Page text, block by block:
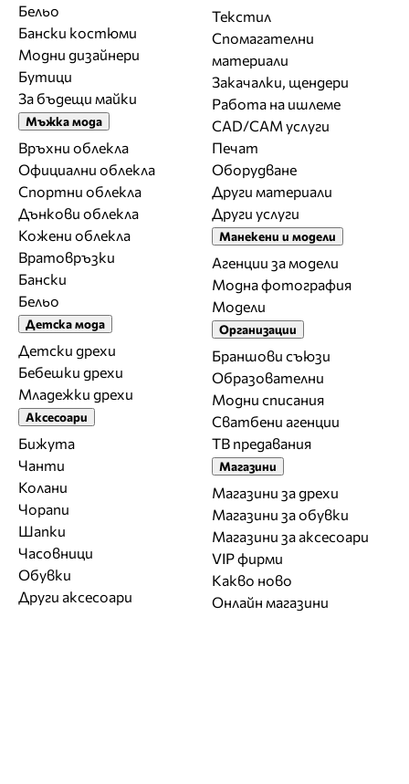
Бельо
Бански костюми
Модни дизайнери
Бутици
За бъдещи майки
Мъжка мода
Връхни облекла
Официални облекла
Спортни облекла
Дънкови облекла
Кожени облекла
Вратовръзки
Бански
Бельо
Детска мода
Детски дрехи
Бебешки дрехи
Младежки дрехи
Аксесоари
Бижута
Чанти
Колани
Чорапи
Шапки
Часовници
Обувки
Други аксесоари
Текстил
Спомагателни
материали
Закачалки, щендери
Работа на ишлеме
CAD/CAM услуги
Печат
Оборудване
Други материали
Други услуги
Манекени и модели
Агенции за модели
Модна фотография
Модели
Организации
Браншови съюзи
Образователни
Модни списания
Сватбени агенции
ТВ предавания
Магазини
Магазини за дрехи
Магазини за обувки
Магазини за aксесоари
VIP фирми
Какво ново
Онлайн магазини